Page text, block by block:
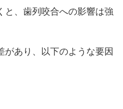
と、歯列咬合への影響は強
があり、以下のような要因